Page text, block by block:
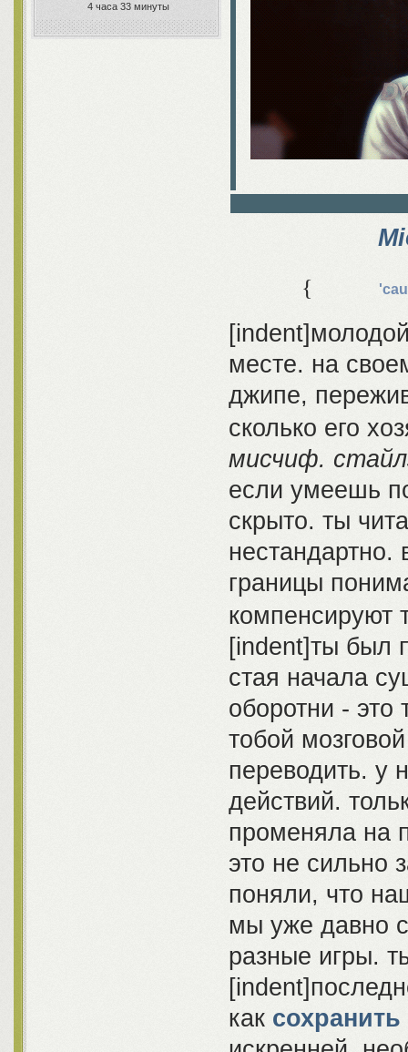
4 часа 33 минуты
{
месте. на
джипе,
сколько его
мисчиф.
если умеешь
скрыто. ты
границы
компенсируют
[indent]ты был
стая начала
оборотни -
тобой
переводить. у
действий.
променяла на
это не сильно
поняли, что
мы уже давно
разные игры.
как